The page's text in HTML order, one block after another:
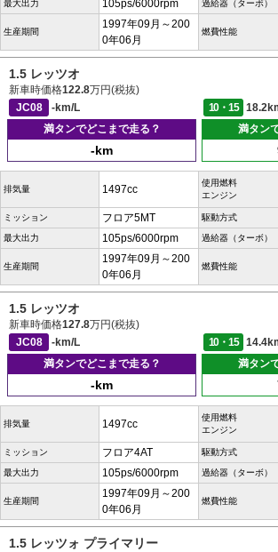
最大出力 105ps/6000rpm 過給器（ターボ）
生産期間
1997年09月～200
0年06月
燃費性能
1.5 レッツオ
新車時価格122.8万円(税抜)
JC08
-km/L 10・15
満タンでどこまで走る？
-km
満タン
排気量 1497cc
使用燃料
エンジン
ミッション フロア5MT 駆動方式
最大出力 105ps/6000rpm 過給器（ターボ）
生産期間
1997年09月～200
0年06月
燃費性能
1.5 レッツオ
新車時価格127.8万円(税抜)
JC08
-km/L 10・15
満タンでどこまで走る？
-km
満タン
排気量 1497cc
使用燃料
エンジン
ミッション フロア4AT 駆動方式
最大出力 105ps/6000rpm 過給器（ターボ）
生産期間
1997年09月～200
0年06月
燃費性能
1.5 レッツォ プライマリー